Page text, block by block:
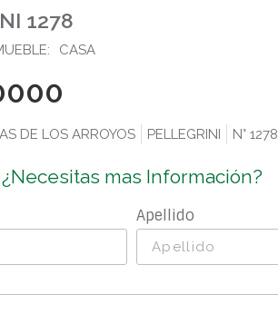
1278
CASA
DE LOS ARROYOS PELLEGRINI N° 1278
¿Necesitas mas Información?
Apellido